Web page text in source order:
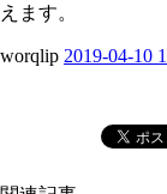
えます。
worqlip 2019-04-10